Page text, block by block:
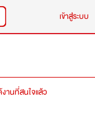
เข้าสู่ระบบ
งานที่สนใจแล้ว